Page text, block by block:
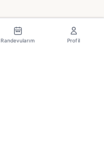
Randevularım Profil